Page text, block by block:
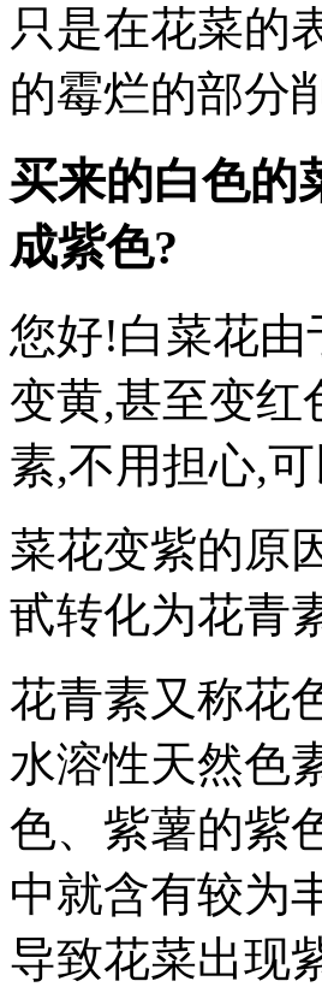
只是在花菜的
的霉烂的部分
买来的白色的
成紫色?
您好!白菜花由
变黄,甚至变红
素,不用担心,
菜花变紫的原
甙转化为花青
花青素又称花
水溶性天然色
色、紫薯的紫
中就含有较为
导致花菜出现